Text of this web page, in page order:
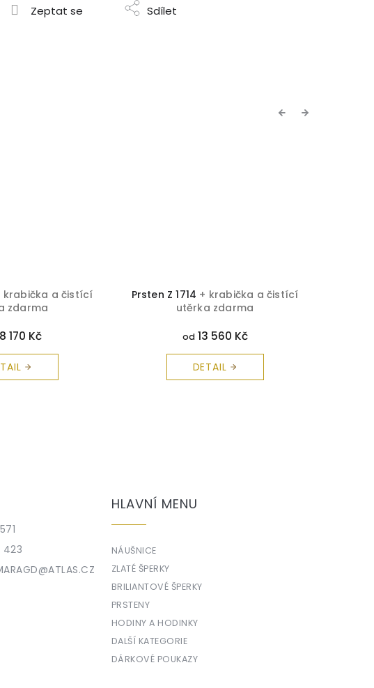
Zeptat se Sdílet
Previous
krabička a čistící
zdarma
170 Kč
Prsten Z 1714 + krabička a čistící
utěrka zdarma
od13 560 Kč
DETAIL
Next
@ATLAS.CZ
423
HLAVNÍ MENU
NÁUŠNICE
ZLATÉ ŠPERKY
BRILIANTOVÉ ŠPERKY
PRSTENY
HODINY A HODINKY
DALŠÍ KATEGORIE
DÁRKOVÉ POUKAZY